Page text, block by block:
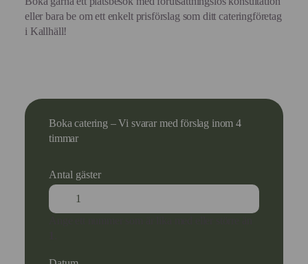
eller bara be om ett enkelt prisförslag som ditt cateringföretag
i Kallhäll!
Boka catering – Vi svarar med förslag inom 4
timmar
Antal gäster